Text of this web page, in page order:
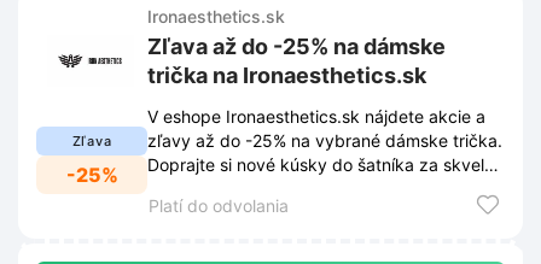
Zľava
-25%
Ironaesthetics.sk
Zľava až do -25% na dámske
trička na Ironaesthetics.sk
V eshope Ironaesthetics.sk nájdete akcie a
zľavy až do -25% na vybrané dámske trička.
Doprajte si nové kúsky do šatníka za skvelé
Platí do odvolania